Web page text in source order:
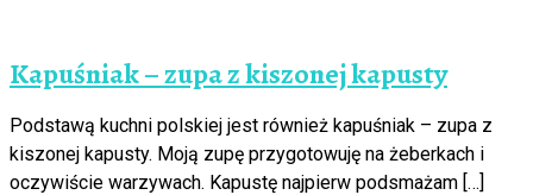
Kapuśniak – zupa z kiszonej kapusty
Podstawą kuchni polskiej jest również kapuśniak – zupa z
kiszonej kapusty. Moją zupę przygotowuję na żeberkach i
oczywiście warzywach. Kapustę najpierw podsmażam […]